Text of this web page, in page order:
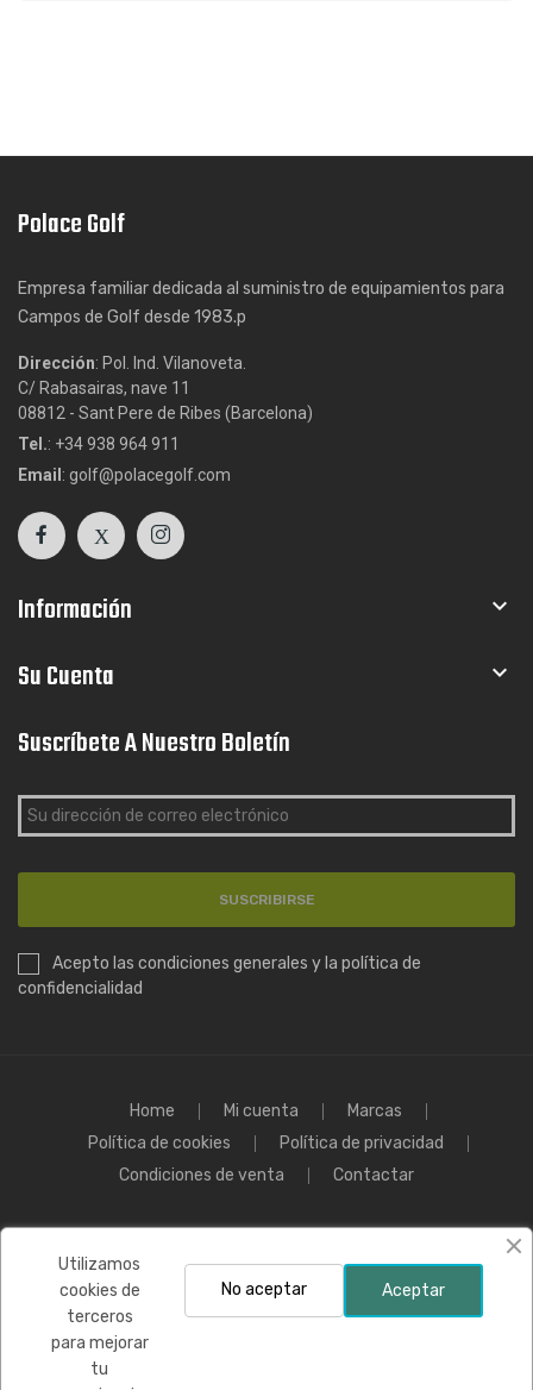
Polace Golf
Empresa familiar dedicada al suministro de equipamientos para
Campos de Golf desde 1983.p
Dirección: Pol. Ind. Vilanoveta.
C/ Rabasairas, nave 11
08812 - Sant Pere de Ribes (Barcelona)
Tel.: +34 938 964 911
Email : golf@polacegolf.com
Información 
Su Cuenta 
Suscríbete A Nuestro Boletín
SUSCRIBIRSE
Acepto las condiciones generales y la política de
confidencialidad
Home Mi cuenta
Marcas
Política de cookies
Política de privacidad
Condiciones de venta
Contactar
Utilizamos
cookies de
terceros
para mejorar
tu
Aceptar
No aceptar